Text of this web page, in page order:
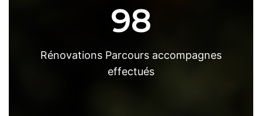
98
Rénovations Parcours accompagnes
effectués